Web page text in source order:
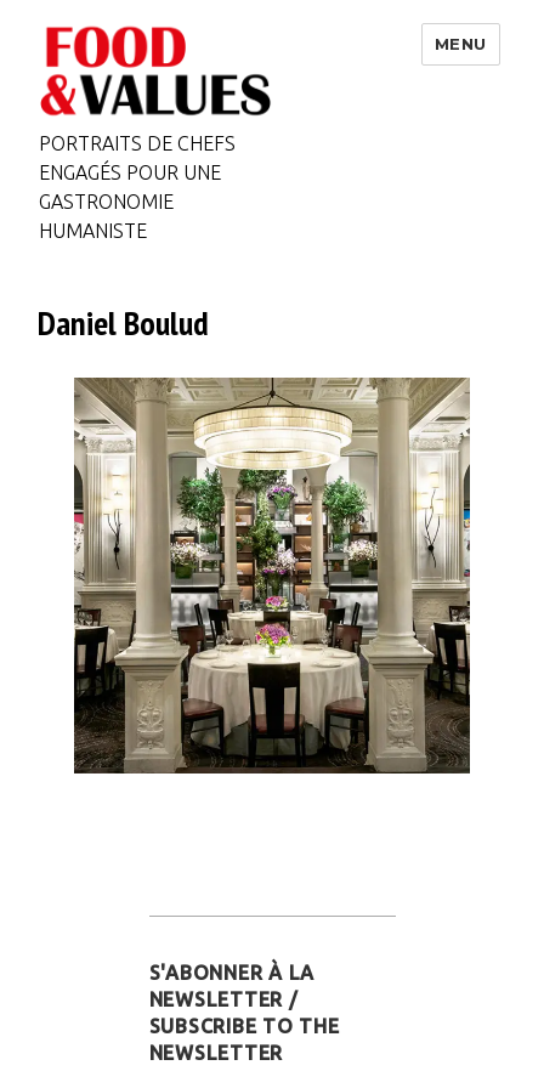
PORTRAITS DE CHEFS
ENGAGÉS POUR UNE
GASTRONOMIE
HUMANISTE
MENU
Daniel Boulud
S'ABONNER À LA
NEWSLETTER /
SUBSCRIBE TO THE
NEWSLETTER